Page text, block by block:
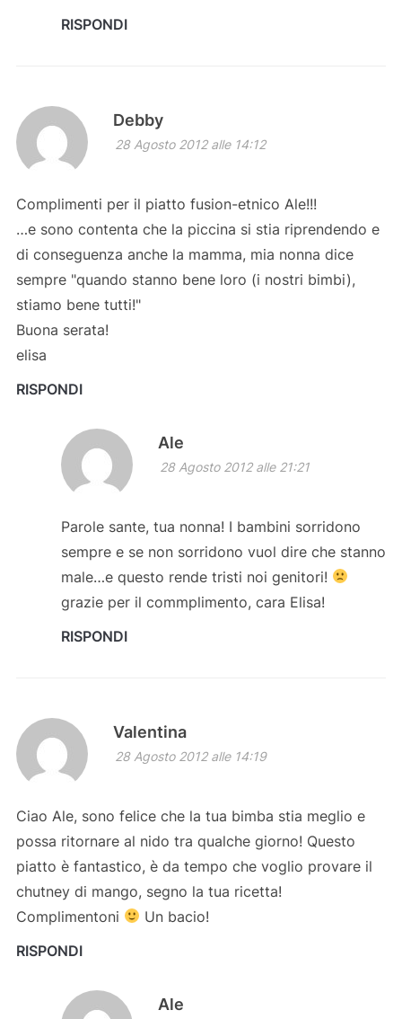
RISPONDI
Debby
28 Agosto 2012 alle 14:12
Complimenti per il piatto fusion-etnico Ale!!!
…e sono contenta che la piccina si stia riprendendo e
di conseguenza anche la mamma, mia nonna dice
sempre "quando stanno bene loro (i nostri bimbi),
stiamo bene tutti!"
Buona serata!
elisa
RISPONDI
Ale
28 Agosto 2012 alle 21:21
Parole sante, tua nonna! I bambini sorridono
sempre e se non sorridono vuol dire che stanno
male…e questo rende tristi noi genitori!
grazie per il commplimento, cara Elisa!
RISPONDI
Valentina
28 Agosto 2012 alle 14:19
Ciao Ale, sono felice che la tua bimba stia meglio e
possa ritornare al nido tra qualche giorno! Questo
piatto è fantastico, è da tempo che voglio provare il
chutney di mango, segno la tua ricetta!
Complimentoni
Un bacio!
RISPONDI
Ale